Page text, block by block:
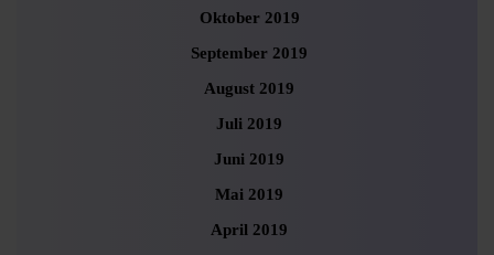
Oktober 2019
September 2019
August 2019
Juli 2019
Juni 2019
Mai 2019
April 2019